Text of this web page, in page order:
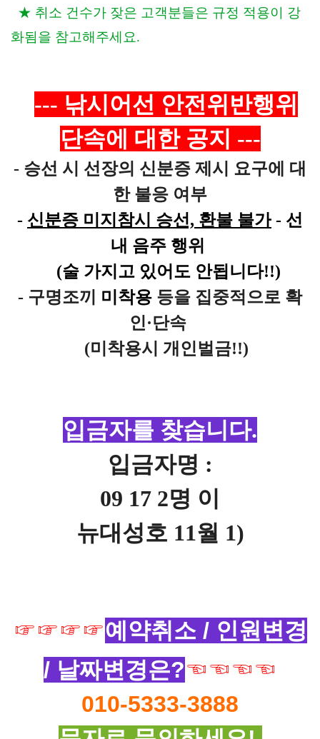
★ 취소 건수가 잦은 고객분들은 규정 적용이 강
화됨을 참고해주세요.
--- 낚시어선 안전위반행위
단속에 대한 공지 ---
- 승선 시 선장의 신분증 제시 요구에 대
한 불응 여부
- 신분증 미지참시 승선, 환불 불가 - 선
내 음주 행위
(술 가지고 있어도 안됩니다!!)
- 구명조끼 미착용 등을 집중적으로 확
인·단속
(미착용시 개인벌금!!)
입금자를 찾습니다.
입금자명 :
09 17 2명 이
뉴대성호 11월 1)
☞☞☞☞예약취소 / 인원변경
/ 날짜변경은?☜☜☜☜
010-5333-3888